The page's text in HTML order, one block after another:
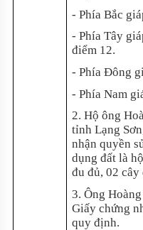
- Phía Bắc
- Phía Tây
điểm 12.
- Phía Đông
- Phía Nam
2. Hộ ông
tỉnh Lạng
nhận quyền
dụng đất là
đu đủ, 02
3. Ông
Giấy chứng
quy định.